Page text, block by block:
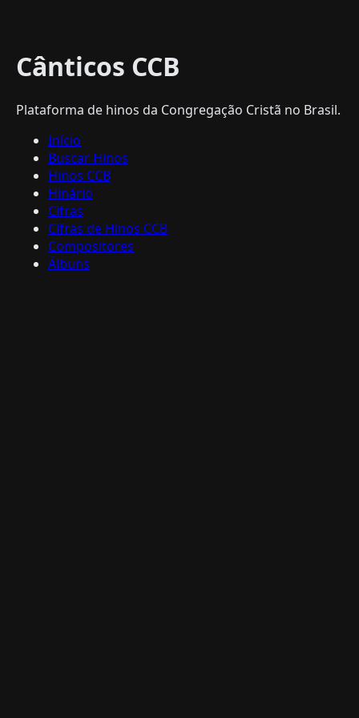
Cânticos CCB
Plataforma de hinos da Congregação Cristã no Brasil.
Início
Buscar Hinos
Hinos CCB
Hinário
Cifras
Cifras de Hinos CCB
Compositores
Álbuns